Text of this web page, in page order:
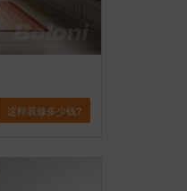
这样装修多少钱?